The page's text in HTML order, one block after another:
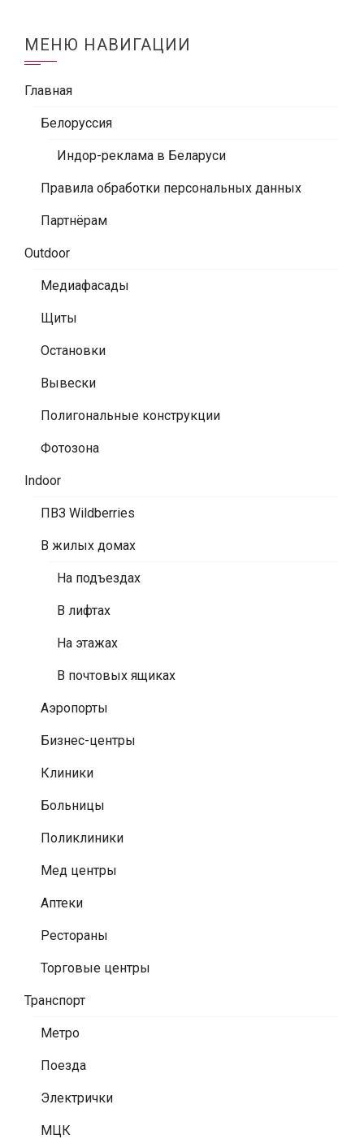
МЕНЮ НАВИГАЦИИ
Главная
Белоруссия
Индор-реклама в Беларуси
Правила обработки персональных данных
Партнёрам
Outdoor
Медиафасады
Щиты
Остановки
Вывески
Полигональные конструкции
Фотозона
Indoor
ПВЗ Wildberries
В жилых домах
На подъездах
В лифтах
На этажах
В почтовых ящиках
Аэропорты
Бизнес-центры
Клиники
Больницы
Поликлиники
Мед центры
Аптеки
Рестораны
Торговые центры
Транспорт
Метро
Поезда
Электрички
МЦК